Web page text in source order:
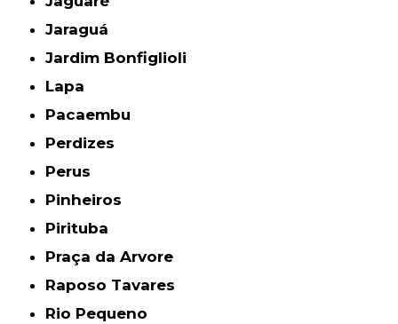
Jaraguá
Jardim Bonfiglioli
Lapa
Pacaembu
Perdizes
Perus
Pinheiros
Pirituba
Praça da Arvore
Raposo Tavares
Rio Pequeno